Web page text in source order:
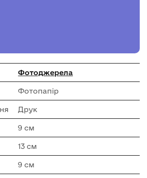
Фотоджерела
Фотопапір
Друк
9 см
13 см
9 см